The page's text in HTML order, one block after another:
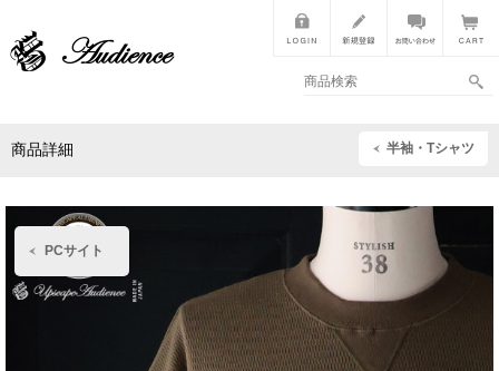
PCサイト
商品詳細 半袖・Tシャツ